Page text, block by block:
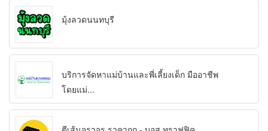
มุ้งลวดนนทบุรี
บริการจัดหาแม่บ้านและพี่เลี้ยงเด็ก มืออาชีพ
โดยแม่...